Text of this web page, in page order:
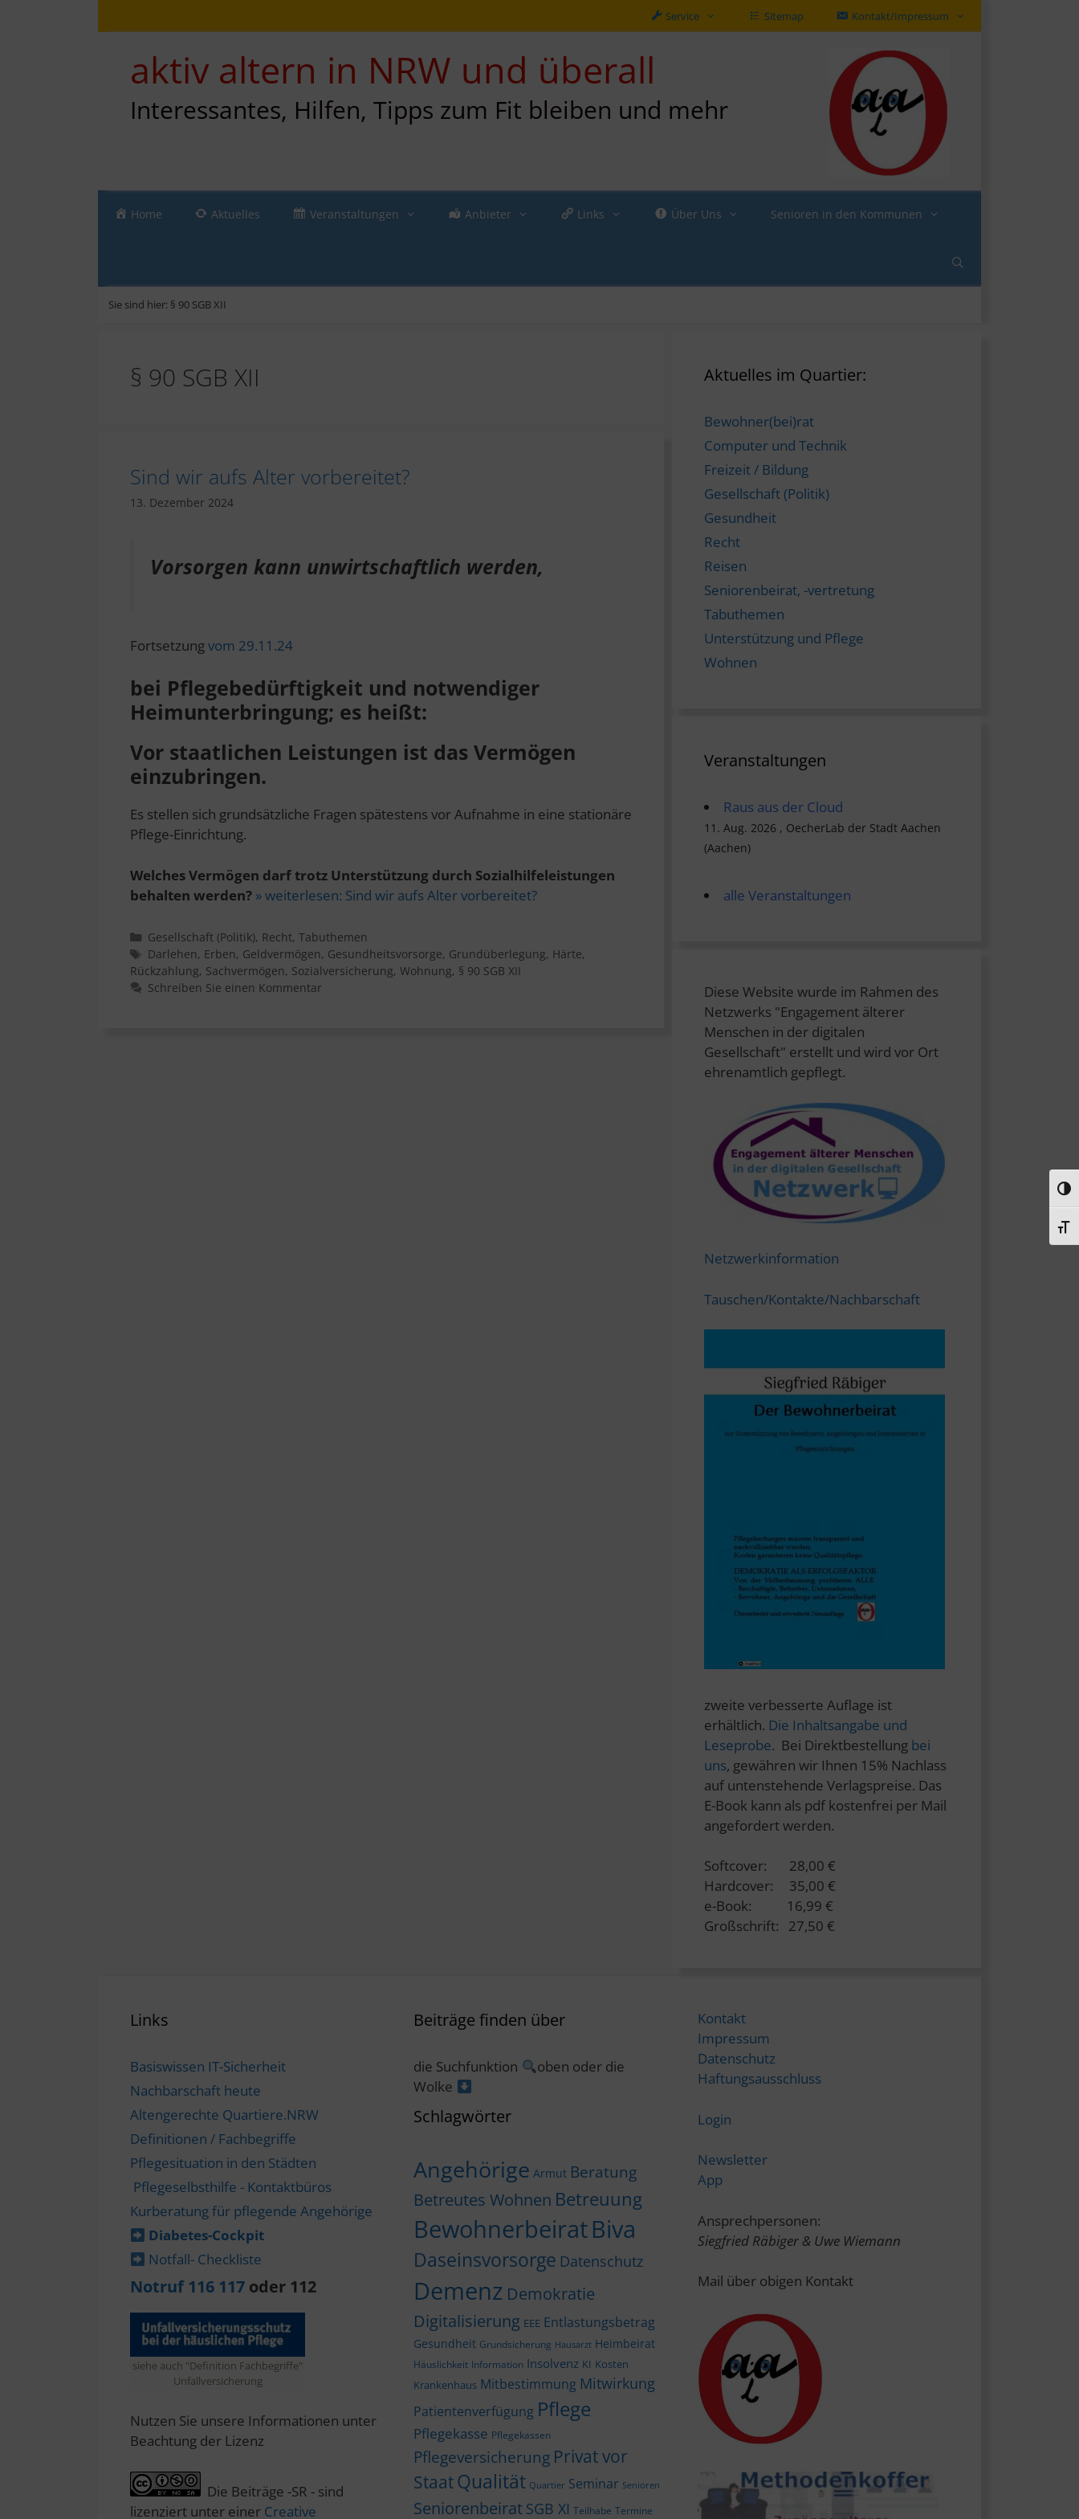
Service Sitemap Kontakt/Impressum
aktiv altern in NRW und überall
Interessantes, Hilfen, Tipps zum Fit bleiben und mehr
Home Aktuelles Veranstaltungen Anbieter Links Über Uns Senioren in den Kommunen
Sie sind hier: § 90 SGB XII
§ 90 SGB XII
Sind wir aufs Alter vorbereitet?
13. Dezember 2024
Vorsorgen kann unwirtschaftlich werden,
Fortsetzungvom 29.11.24
bei Pflegebedürftigkeit und notwendiger
Heimunterbringung; es heißt:
Vor staatlichen Leistungen ist das Vermögen
einzubringen.
Es stellen sich grundsätzliche Fragen spätestens vor Aufnahme in eine stationäre
Pflege-Einrichtung.
Welches Vermögen darf trotz Unterstützung durch Sozialhilfeleistungen
behalten werden? » weiterlesen: Sind wir aufs Alter vorbereitet?
Kategorien
Gesellschaft (Politik), Recht, Tabuthemen
Schlagwörter
Darlehen, Erben, Geldvermögen, Gesundheitsvorsorge, Grundüberlegung, Härte,
Rückzahlung, Sachvermögen, Sozialversicherung, Wohnung, § 90 SGB XII
Schreiben Sie einen Kommentar
Aktuelles im Quartier:
Bewohner(bei)rat
Computer und Technik
Freizeit / Bildung
Gesellschaft (Politik)
Gesundheit
Recht
Reisen
Seniorenbeirat, -vertretung
Tabuthemen
Unterstützung und Pflege
Wohnen
Veranstaltungen
Raus aus der Cloud
11. Aug. 2026 , OecherLab der Stadt Aachen
(Aachen)
alle Veranstaltungen
Diese Website wurde im Rahmen des
Netzwerks "Engagement älterer
Menschen in der digitalen
Gesellschaft" erstellt und wird vor Ort
ehrenamtlich gepflegt.
Netzwerkinformation
Tauschen/Kontakte/Nachbarschaft
zweite verbesserte Auflage ist
erhältlich. Die Inhaltsangabe und
Leseprobe. Bei Direktbestellung bei
uns, gewähren wir Ihnen 15% Nachlass
auf untenstehende Verlagspreise. Das
E-Book kann als pdf kostenfrei per Mail
angefordert werden.
Softcover: 28,00 €
Hardcover: 35,00 €
e-Book: 16,99 €
Großschrift: 27,50 €
Links
Basiswissen IT-Sicherheit
Nachbarschaft heute
Altengerechte Quartiere.NRW
Definitionen / Fachbegriffe
Pflegesituation in den Städten
Pflegeselbsthilfe - Kontaktbüros
Kurberatung für pflegende Angehörige
Diabetes-​Cockpit
Notfall- Checkliste
Notruf 116 117 oder 112
siehe auch "Definition Fachbegriffe"
Unfallversicherung
Nutzen Sie unsere Informationen unter
Beachtung der Lizenz
Die Beiträge -SR - sind
lizenziert unter einer Creative
Beiträge finden über
die Suchfunktion
oben oder die
Wolke
Schlagwörter
Angehörige Armut Beratung
Betreutes Wohnen Betreuung
BewohnerbeiratBiva
Daseinsvorsorge Datenschutz
Demenz Demokratie
Digitalisierung EEE Entlastungsbetrag
Gesundheit Grundsicherung Hausarzt Heimbeirat
Häuslichkeit Information Insolvenz KI Kosten
Krankenhaus Mitbestimmung Mitwirkung
Patientenverfügung Pflege
Pflegekasse Pflegekassen
Pflegeversicherung Privat vor
StaatQualität Quartier Seminar Senioren
Seniorenbeirat SGB XI Teilhabe Termine
Kontakt
Impressum
Datenschutz
Haftungsausschluss
Login
Newsletter
App
Ansprechpersonen:
Siegfried Räbiger & Uwe Wiemann
Mail über obigen Kontakt